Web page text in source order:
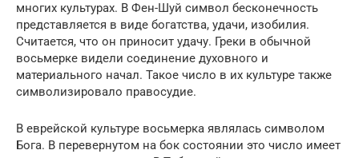
многих культурах. В Фен-Шуй символ бесконечность
представляется в виде богатства, удачи, изобилия.
Считается, что он приносит удачу. Греки в обычной
восьмерке видели соединение духовного и
материального начал. Такое число в их культуре также
символизировало правосудие.
В еврейской культуре восьмерка являлась символом
Бога. В перевернутом на бок состоянии это число имеет